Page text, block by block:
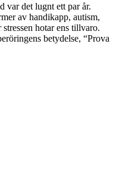
var det lugnt ett par år.
av handikapp, autism,
hotar ens tillvaro.
betydelse, “Prova